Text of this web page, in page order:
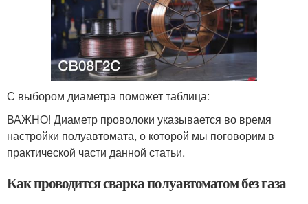
С выбором диаметра поможет таблица:
ВАЖНО! Диаметр проволоки указывается во время
настройки полуавтомата, о которой мы поговорим в
практической части данной статьи.
Как проводится сварка полуавтоматом без газа